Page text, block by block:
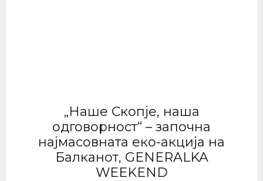
„Наше Скопје, наша
одговорност“ – започна
најмасовната еко-акција на
Балканот, GENERALKA
WEEKEND